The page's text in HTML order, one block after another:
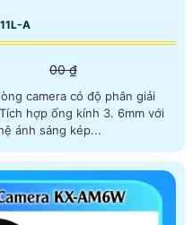
A
00 ₫
camera có độ phân giải
ánh sáng kép...